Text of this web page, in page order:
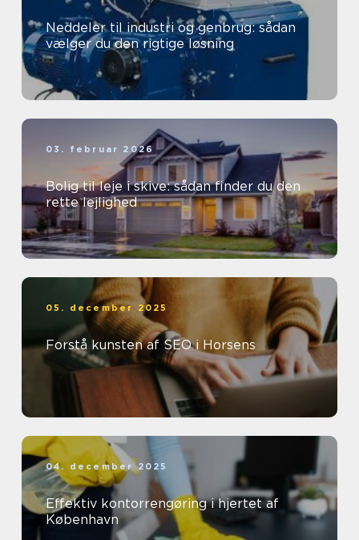
Neddeler til industri og genbrug: sådan
vælger du den rigtige løsning
03. februar 2026
Bolig til leje i skive: sådan finder du den
rette lejlighed
05. december 2025
Forstå kunsten af SEO i Horsens
04. december 2025
Effektiv kontorrengøring i hjertet af
København